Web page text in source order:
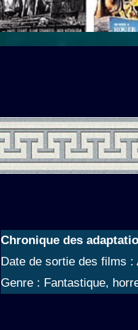
Chronique des
Date de sortie des films :
Genre : Fantastique,